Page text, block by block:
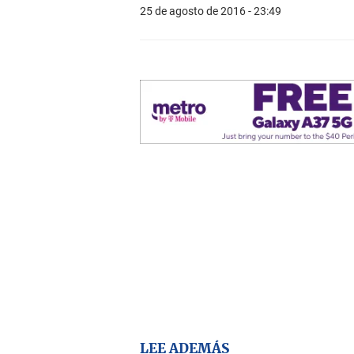
25 de agosto de 2016 - 23:49
LEE ADEMÁS